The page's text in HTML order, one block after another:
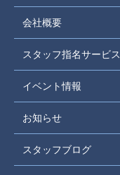
会社概要
スタッフ指名サービス
イベント情報
お知らせ
スタッフブログ